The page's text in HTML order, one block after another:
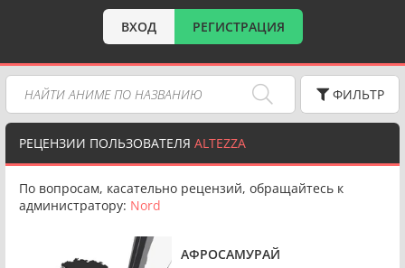
ВХОД РЕГИСТРАЦИЯ
ФИЛЬТР
РЕЦЕНЗИИ ПОЛЬЗОВАТЕЛЯ ALTEZZA
По вопросам, касательно рецензий, обращайтесь к
администратору: Nord
АФРОСАМУРАЙ